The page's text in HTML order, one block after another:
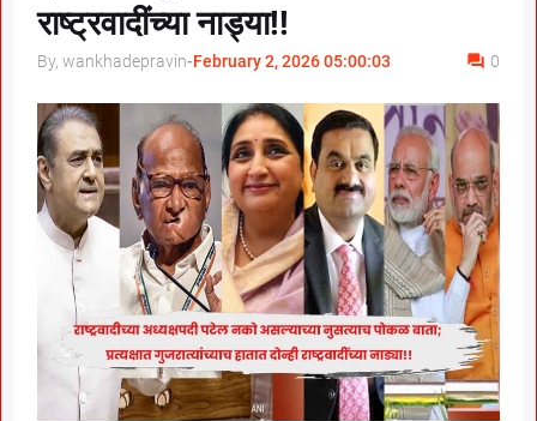
राष्ट्रवादींच्या नाड्या!!
By, wankhadepravin-February 2, 2026 05:00:03 0